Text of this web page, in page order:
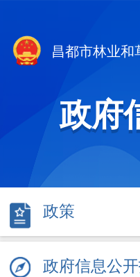
昌都市林业和
政府
政策
政府信息公